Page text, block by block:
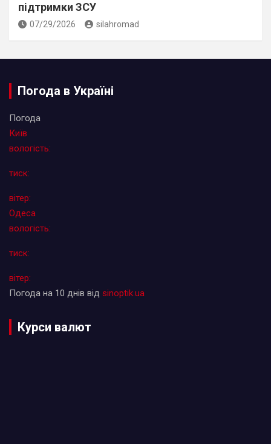
підтримки ЗСУ
07/29/2026 silahromad
Погода в Україні
Погода
Київ
вологість:
тиск:
вітер:
Одеса
вологість:
тиск:
вітер:
Погода на 10 днів від sinoptik.ua
Курси валют